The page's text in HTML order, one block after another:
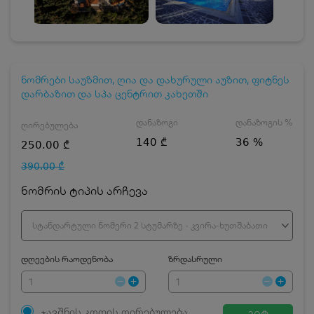
ნომრები საუზმით, ღია და დახურული აუზით, ფიტნეს
დარბაზით და სპა ცენტრით კახეთში
ღირებულება
250.00 ₾
390.00 ₾
დანაზოგი
140 ₾
დანაზოგის %
36 %
ნომრის ტიპის არჩევა
სტანდარტული ნომერი 2 სტუმარზე - კვირა-ხუთშაბათი
დღეების რაოდენობა ზრდასრული